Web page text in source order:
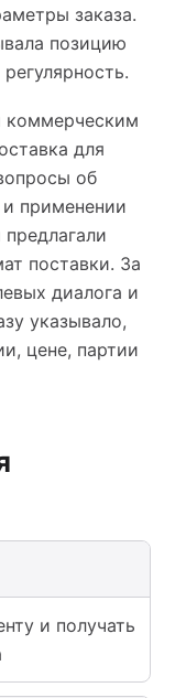
заказа.
позицию
коммерческим
для
об
и применении
поставки. За
диалога и
указывало,
цене, партии
и получать